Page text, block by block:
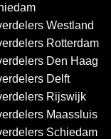
Westland
Rotterdam
Den Haag
Delft
Rijswijk
Maassluis
Schiedam